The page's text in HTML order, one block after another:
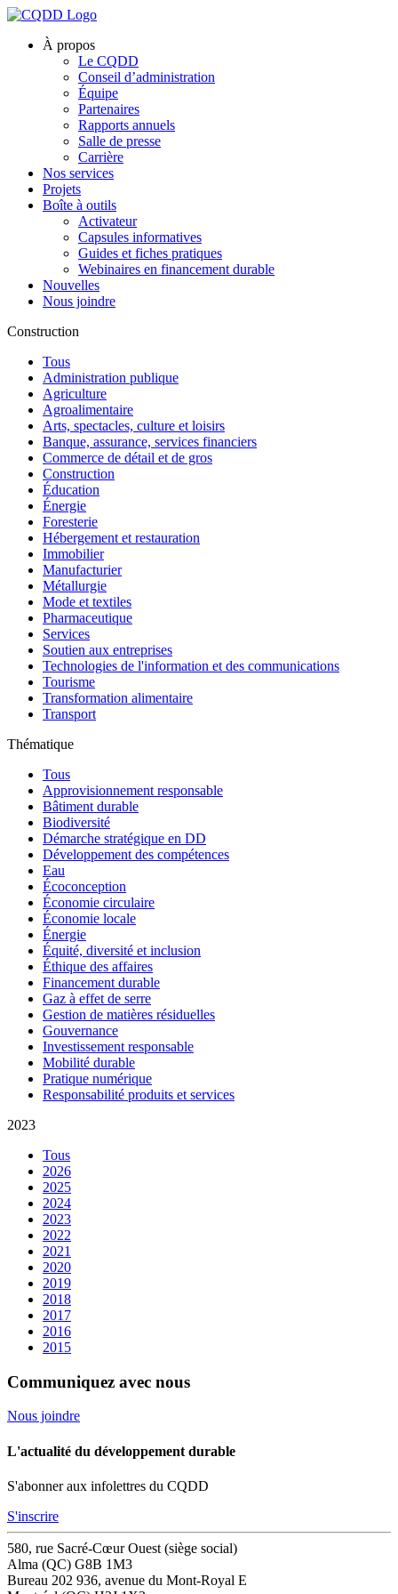
À propos
Le CQDD
Conseil d’administration
Équipe
Partenaires
Rapports annuels
Salle de presse
Carrière
Nos services
Projets
Boîte à outils
Activateur
Capsules informatives
Guides et fiches pratiques
Webinaires en financement durable
Nouvelles
Nous joindre
Construction
Tous
Administration publique
Agriculture
Agroalimentaire
Arts, spectacles, culture et loisirs
Banque, assurance, services financiers
Commerce de détail et de gros
Construction
Éducation
Énergie
Foresterie
Hébergement et restauration
Immobilier
Manufacturier
Métallurgie
Mode et textiles
Pharmaceutique
Services
Soutien aux entreprises
Technologies de l'information et des communications
Tourisme
Transformation alimentaire
Transport
Thématique
Tous
Approvisionnement responsable
Bâtiment durable
Biodiversité
Démarche stratégique en DD
Développement des compétences
Eau
Écoconception
Économie circulaire
Économie locale
Énergie
Équité, diversité et inclusion
Éthique des affaires
Financement durable
Gaz à effet de serre
Gestion de matières résiduelles
Gouvernance
Investissement responsable
Mobilité durable
Pratique numérique
Responsabilité produits et services
2023
Tous
2026
2025
2024
2023
2022
2021
2020
2019
2018
2017
2016
2015
Communiquez avec nous
Nous joindre
L'actualité du développement durable
S'abonner aux infolettres du CQDD
S'inscrire
580, rue Sacré-Cœur Ouest (siège social)
Alma (QC) G8B 1M3
Bureau 202 936, avenue du Mont-Royal E